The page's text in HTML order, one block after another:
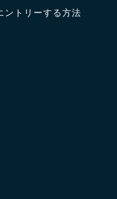
ントリーする方法